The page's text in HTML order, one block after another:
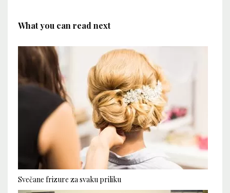
What you can read next
Svečane frizure za svaku priliku